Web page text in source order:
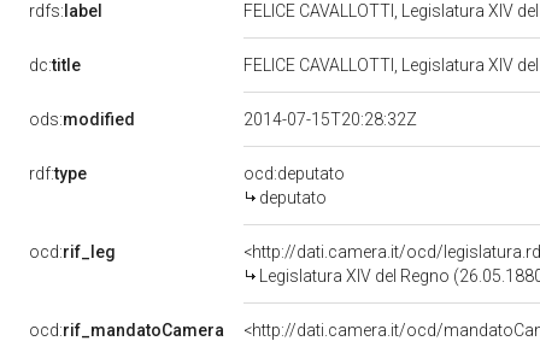
rdfs: label FELICE CAVALLOTTI, Legislatura XIV
dc:title FELICE CAVALLOTTI, Legislatura XIV
ods:modified 2014-07-15T20:28:32Z
rdf:type
ocd:deputato
deputato
ocd:rif_leg
<http://dati.camera.it/ocd/
Legislatura XIV del Regno
ocd:rif_mandatoCamera
<http://dati.camera.it/ocd/